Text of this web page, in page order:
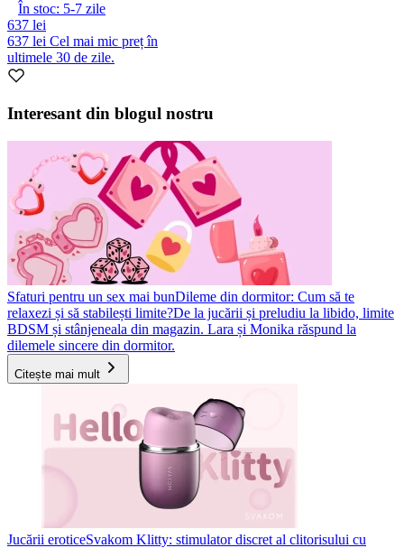
În stoc: 5-7 zile
637 lei
637 lei Cel mai mic preț în
ultimele 30 de zile.
Interesant din blogul nostru
Sfaturi pentru un sex mai bunDileme din dormitor: Cum să te
relaxezi și să stabilești limite?De la jucării și preludiu la libido, limite
BDSM și stânjeneala din magazin. Lara și Monika răspund la
dilemele sincere din dormitor.
Citește mai mult
Jucării eroticeSvakom Klitty: stimulator discret al clitorisului cu